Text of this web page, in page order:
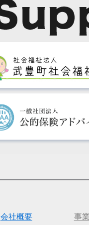
会社概要
事